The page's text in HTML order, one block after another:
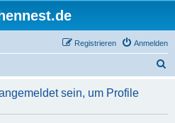
Anmelden
Registrieren
h
sein, um Profile